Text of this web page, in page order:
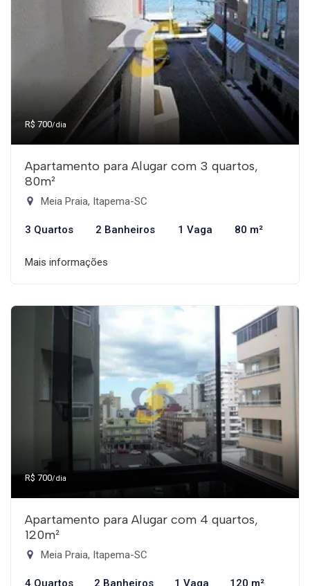
R$ 700/dia
Apartamento para Alugar com 3 quartos,
80m²
Meia Praia, Itapema-SC
3 Quartos 2 Banheiros 1 Vaga 80 m²
Mais informações
R$ 700/dia
Apartamento para Alugar com 4 quartos,
120m²
Meia Praia, Itapema-SC
4 Quartos 2 Banheiros 1 Vaga 120 m²